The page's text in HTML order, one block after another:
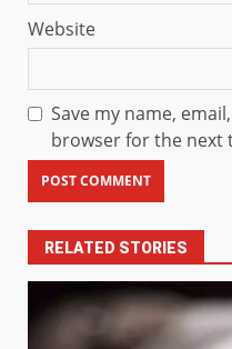
Website
Save my name,
browser for the next
RELATED STORIES